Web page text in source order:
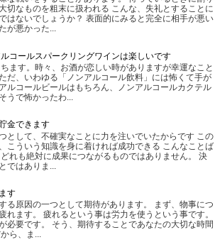
切なものを粗末に扱われる こんな、失礼とすることに
はないでしょうか？ 表面的にみると完全に相手が悪い
が悪かった...
コールスパークリングワインは楽しいです
ます。時々、お酒が恋しい時がありますが幸運なこと
、いわゆる「ノンアルコール飲料」には怖くて手が
コールビールはもちろん、ノンアルコールカクテル
うで怖かったわ...
金できます
として、不確実なことに力を注いでいたからです この
こういう知識を身に着ければ成功できる こんなことば
れも絶対に成果につながるものではありません。 決
ではありま...
す
る原因の一つとして期待があります。 まず、物事につ
れます。 疲れるという事は労力を使うという事です。
必要です。 そう、期待することであなたの大切な時間
ら、ま...